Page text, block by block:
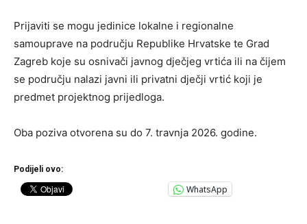
Prijaviti se mogu jedinice lokalne i regionalne
samouprave na području Republike Hrvatske te Grad
Zagreb koje su osnivači javnog dječjeg vrtića ili na čijem
se području nalazi javni ili privatni dječji vrtić koji je
predmet projektnog prijedloga.
Oba poziva otvorena su do 7. travnja 2026. godine.
Podijeli ovo:
WhatsApp